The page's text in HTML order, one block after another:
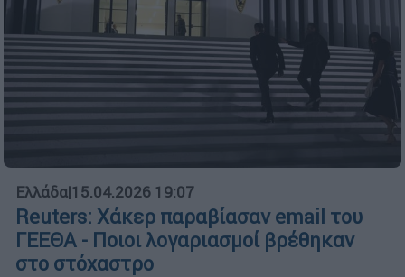
Ελλάδα|15.04.2026 19:07
Reuters: Χάκερ παραβίασαν email του
ΓΕΕΘΑ - Ποιοι λογαριασμοί βρέθηκαν
στο στόχαστρο